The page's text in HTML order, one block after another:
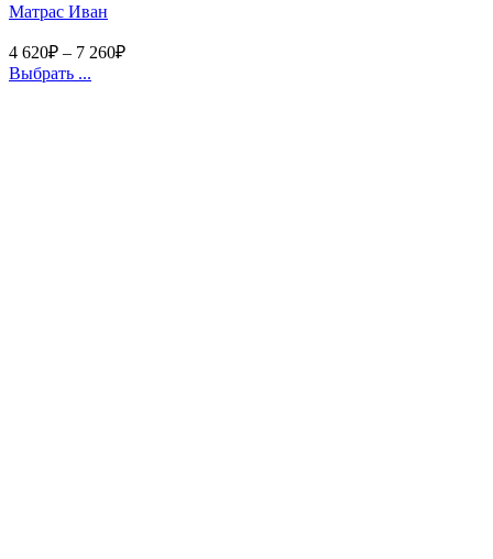
Матрас Иван
4 620₽ – 7 260₽
Выбрать ...